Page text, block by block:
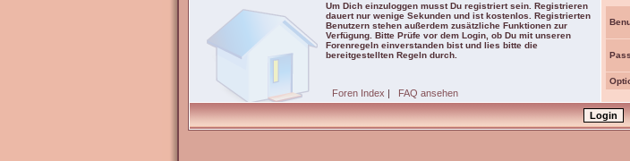
Um Dich einzuloggen musst Du registriert sein. Registrieren
dauert nur wenige Sekunden und ist kostenlos. Registrierten
Benutzern stehen außerdem zusätzliche Funktionen zur
Verfügung. Bitte Prüfe vor dem Login, ob Du mit unseren
Forenregeln einverstanden bist und lies bitte die
bereitgestellten Regeln durch.
Foren Index | FAQ ansehen